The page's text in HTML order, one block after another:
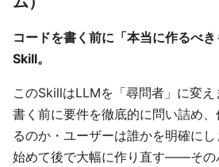
コードを書く前に「本当に作るべき
Skill。
このSkillはLLMを「尋問者」に変え
書く前に要件を徹底的に問い詰め
るのか・ユーザーは誰かを明確に
始めて後で大幅に作り直す——その